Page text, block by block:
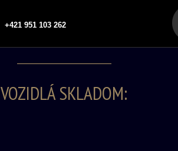
+421 951 103 262
VOZIDLÁ SKLADOM: